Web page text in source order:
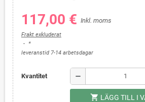
117,00 € Inkl. moms
Frakt exkluderat
*
leveranstid 7-14 arbetsdagar
Kvantitet remove
shopping_cart LÄGG TILL I